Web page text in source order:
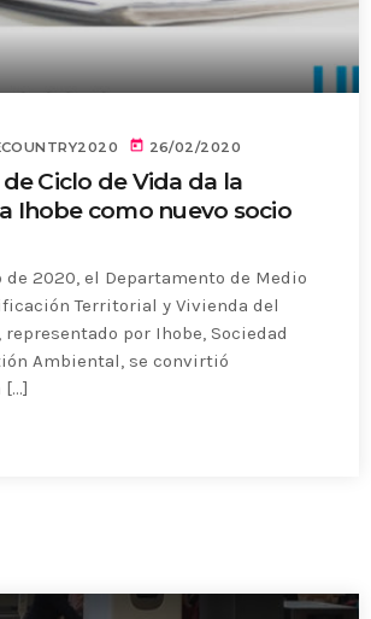
today 26/02/2020
Ciclo de Vida da la
Ihobe como nuevo socio
de 2020, el Departamento de Medio
Territorial y Vivienda del
representado por Ihobe, Sociedad
Ambiental, se convirtió